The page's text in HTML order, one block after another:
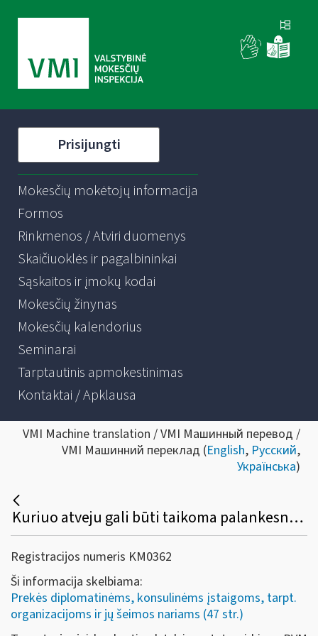
Prisijungti
Mokesčių mokėtojų informacija
Formos
Rinkmenos / Atviri duomenys
Skaičiuoklės ir pagalbininkai
Sąskaitos ir įmokų kodai
Mokesčių žinynas
Mokesčių kalendorius
Seminarai
Tarptautinis apmokestinimas
Kontaktai / Apklausa
VMI Machine translation / VMI Машинный перевод /
VMI Машинний переклад (English, Русский,
Українська)
Kuriuo atveju gali būti taikoma palankesnė ar nepalankesnė PVM grąžinimo tvarka?
Registracijos numeris KM0362
Ši informacija skelbiama:
Prekės diplomatinėms, konsulinėms įstaigoms, tarpt.
organizacijoms ir jų šeimos nariams (47 str.)